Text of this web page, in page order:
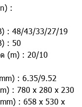
:
: 48/43/33/27/19
: 50
(m) : 20/10
: 6.35/9.52
: 780 x 280 x 230
: 658 x 530 x